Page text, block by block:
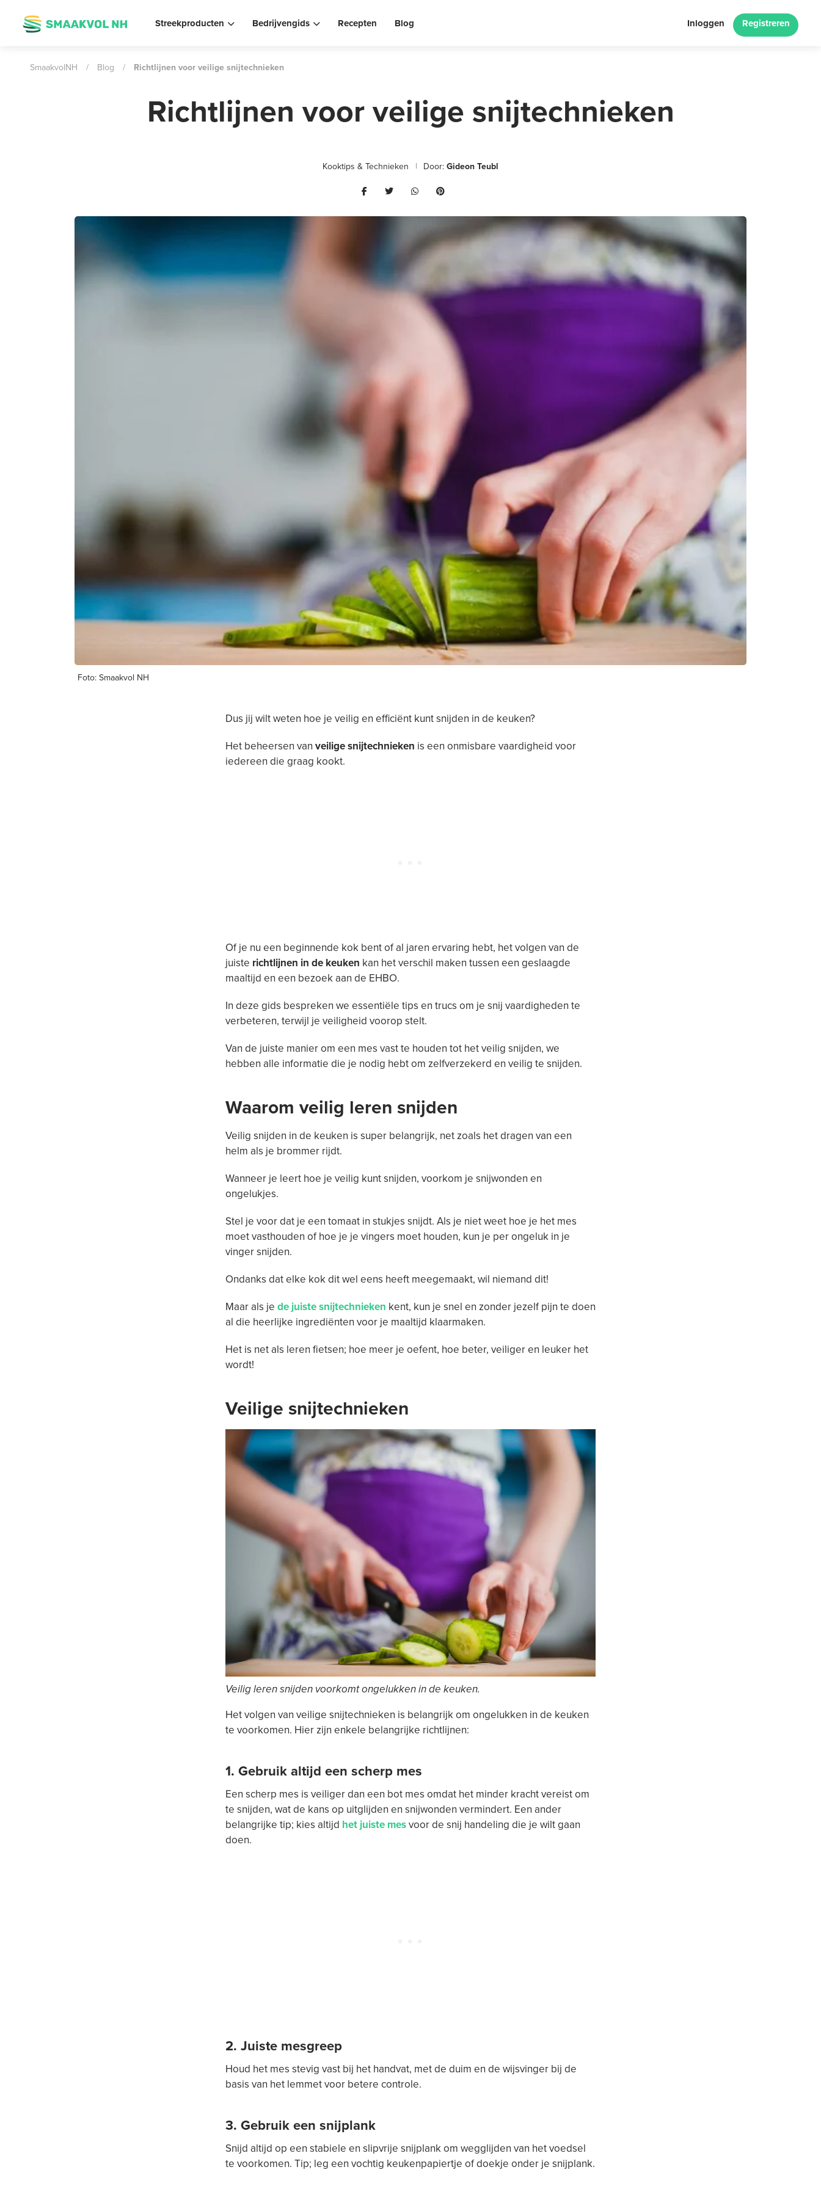
Streekproducten Bedrijvengids Recepten Blog Inloggen Registreren
SmaakvolNH / Blog / Richtlijnen voor veilige snijtechnieken
Foto: Smaakvol NH
Richtlijnen voor veilige snijtechnieken
Kooktips & Technieken Door: Gideon Teubl
Dus jij wilt weten hoe je veilig en efficiënt kunt snijden in de keuken?
Het beheersen van veilige snijtechnieken is een onmisbare vaardigheid voor
iedereen die graag kookt.
Of je nu een beginnende kok bent of al jaren ervaring hebt, het volgen van de
juiste richtlijnen in de keuken kan het verschil maken tussen een geslaagde
maaltijd en een bezoek aan de EHBO.
In deze gids bespreken we essentiële tips en trucs om je snij vaardigheden te
verbeteren, terwijl je veiligheid voorop stelt.
Van de juiste manier om een mes vast te houden tot het veilig snijden, we
hebben alle informatie die je nodig hebt om zelfverzekerd en veilig te snijden.
Waarom veilig leren snijden
Veilig snijden in de keuken is super belangrijk, net zoals het dragen van een
helm als je brommer rijdt.
Wanneer je leert hoe je veilig kunt snijden, voorkom je snijwonden en
ongelukjes.
Stel je voor dat je een tomaat in stukjes snijdt. Als je niet weet hoe je het mes
moet vasthouden of hoe je je vingers moet houden, kun je per ongeluk in je
vinger snijden.
Ondanks dat elke kok dit wel eens heeft meegemaakt, wil niemand dit!
Maar als je de juiste snijtechnieken kent, kun je snel en zonder jezelf pijn te doen
al die heerlijke ingrediënten voor je maaltijd klaarmaken.
Het is net als leren fietsen; hoe meer je oefent, hoe beter, veiliger en leuker het
wordt!
Veilige snijtechnieken
Veilig leren snijden voorkomt ongelukken in de keuken.
Het volgen van veilige snijtechnieken is belangrijk om ongelukken in de keuken
te voorkomen. Hier zijn enkele belangrijke richtlijnen:
1. Gebruik altijd een scherp mes
Een scherp mes is veiliger dan een bot mes omdat het minder kracht vereist om
te snijden, wat de kans op uitglijden en snijwonden vermindert. Een ander
belangrijke tip; kies altijd het juiste mesvoor de snij handeling die je wilt gaan
doen.
2. Juiste mesgreep
Houd het mes stevig vast bij het handvat, met de duim en de wijsvinger bij de
basis van het lemmet voor betere controle.
3. Gebruik een snijplank
Snijd altijd op een stabiele en slipvrije snijplank om wegglijden van het voedsel
te voorkomen. Tip; leg een vochtig keukenpapiertje of doekje onder je snijplank.